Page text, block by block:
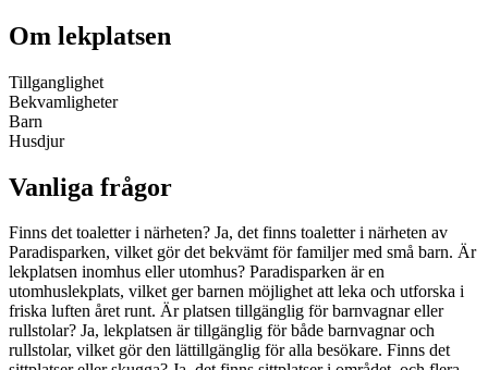
Om lekplatsen
Tillganglighet
Bekvamligheter
Barn
Husdjur
Vanliga frågor
Finns det toaletter i närheten? Ja, det finns toaletter i närheten av
Paradisparken, vilket gör det bekvämt för familjer med små barn. Är
lekplatsen inomhus eller utomhus? Paradisparken är en
utomhuslekplats, vilket ger barnen möjlighet att leka och utforska i
friska luften året runt. Är platsen tillgänglig för barnvagnar eller
rullstolar? Ja, lekplatsen är tillgänglig för både barnvagnar och
rullstolar, vilket gör den lättillgänglig för alla besökare. Finns det